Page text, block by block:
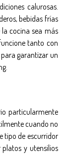
calurosas.
bebidas frías
cocina sea más
tanto con
garantizar un
particularmente
cuando no
tipo de escurridor
y utensilios